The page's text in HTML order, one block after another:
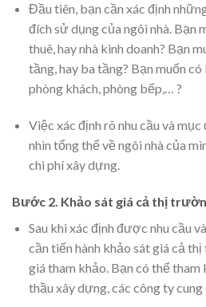
Đầu tiên, bạn cần xác định
đích sử dụng của ngôi nhà. Bạn
thuê, hay nhà kinh doanh? Bạn
tầng, hay ba tầng? Bạn muốn có
phòng khách, phòng bếp,… ?
Việc xác định rõ nhu cầu và
nhìn tổng thể về ngôi nhà của
chi phí xây dựng.
Bước 2. Khảo sát giá cả thị
Sau khi xác định được nhu cầu
cần tiến hành khảo sát giá cả
giá tham khảo. Bạn có thể tham
thầu xây dựng, các công ty